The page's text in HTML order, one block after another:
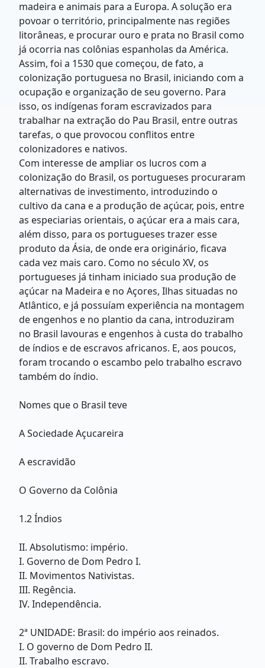
madeira e animais para a Europa. A solução era
povoar o território, principalmente nas regiões
litorâneas, e procurar ouro e prata no Brasil como
já ocorria nas colônias espanholas da América.
Assim, foi a 1530 que começou, de fato, a
colonização portuguesa no Brasil, iniciando com a
ocupação e organização de seu governo. Para
isso, os indígenas foram escravizados para
trabalhar na extração do Pau Brasil, entre outras
tarefas, o que provocou conflitos entre
colonizadores e nativos.
Com interesse de ampliar os lucros com a
colonização do Brasil, os portugueses procuraram
alternativas de investimento, introduzindo o
cultivo da cana e a produção de açúcar, pois, entre
as especiarias orientais, o açúcar era a mais cara,
além disso, para os portugueses trazer esse
produto da Ásia, de onde era originário, ficava
cada vez mais caro. Como no século XV, os
portugueses já tinham iniciado sua produção de
açúcar na Madeira e no Açores, Ilhas situadas no
Atlântico, e já possuíam experiência na montagem
de engenhos e no plantio da cana, introduziram
no Brasil lavouras e engenhos à custa do trabalho
de índios e de escravos africanos. E, aos poucos,
foram trocando o escambo pelo trabalho escravo
também do índio.
Nomes que o Brasil teve
A Sociedade Açucareira
A escravidão
O Governo da Colônia
1.2 Índios
II. Absolutismo: império.
I. Governo de Dom Pedro I.
II. Movimentos Nativistas.
III. Regência.
IV. Independência.
2ª UNIDADE: Brasil: do império aos reinados.
I. O governo de Dom Pedro II.
II. Trabalho escravo.